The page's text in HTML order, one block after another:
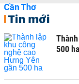
Tin mới
500 ha